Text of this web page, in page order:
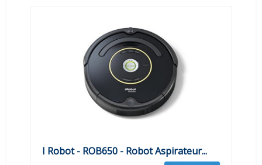
I Robot - ROB650 - Robot Aspirateur...